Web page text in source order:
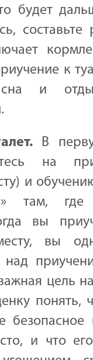
будет
составьте
к
и
В
на
и
там, где
вы
вы
над
цель
понять,
безопасное
и что